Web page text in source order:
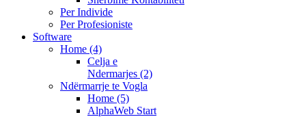
Per Individe
Per Profesioniste
Software
Home (4)
Celja e
Ndermarjes (2)
Ndërmarrje te Vogla
Home (5)
AlphaWeb Start